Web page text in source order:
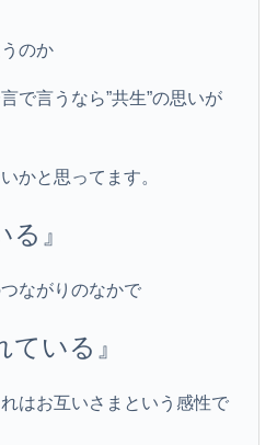
のか
で言うなら”共生”の思いが
かと思ってます。
る』
ながりのなかで
ている』
はお互いさまという感性で